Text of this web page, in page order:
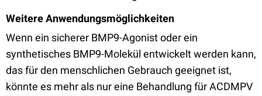
Weitere Anwendungsmöglichkeiten
Wenn ein sicherer BMP9-Agonist oder ein
synthetisches BMP9-Molekül entwickelt werden kann,
das für den menschlichen Gebrauch geeignet ist,
könnte es mehr als nur eine Behandlung für ACDMPV